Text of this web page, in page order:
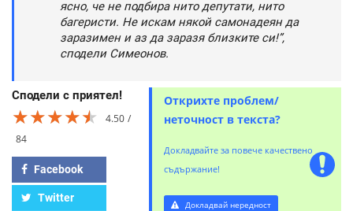
ясно, че не подбира нито депутати, нито
багеристи. Не искам някой самонадеян да
заразимен и аз да заразя близките си!”,
сподели Симеонов.
Сподели с приятел!
★★★★★
★★★★★
★★★★★
4.50
84
Facebook
Twitter
Открихте проблем/
неточност в текста?
Докладвайте за повече качествено
съдържание!
Докладвай нередност